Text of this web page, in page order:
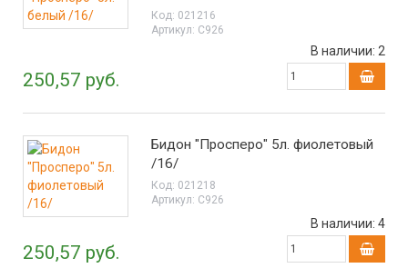
Код: 021216
Артикул: С926
250,57 руб.
В наличии: 2
Бидон "Просперо" 5л. фиолетовый
/16/
Код: 021218
Артикул: С926
250,57 руб.
В наличии: 4